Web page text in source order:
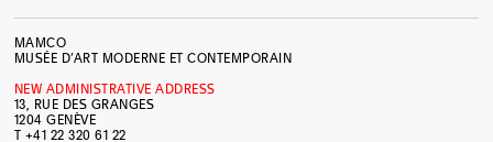
MAMCO
MUSÉE D’ART MODERNE ET CONTEMPORAIN
NEW ADMINISTRATIVE ADDRESS
13, RUE DES GRANGES
1204 GENÈVE
T +41 22 320 61 22